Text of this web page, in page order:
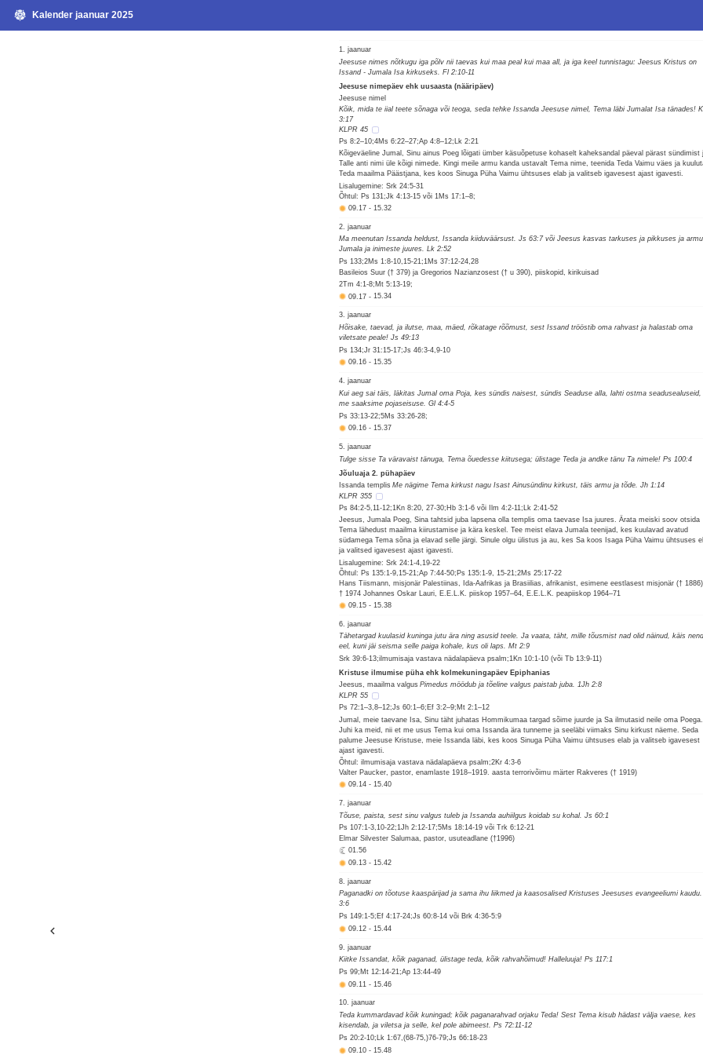
Kalender jaanuar 2025
1. jaanuar
Jeesuse nimes nõtkugu iga põlv nii taevas kui maa peal kui maa all, ja iga keel tunnistagu: Jeesus Kristus on
Issand - Jumala Isa kirkuseks. Fl 2:10-11
Jeesuse nimepäev ehk uusaasta (nääripäev)
Jeesuse nimel
Kõik, mida te iial teete sõnaga või teoga, seda tehke Issanda Jeesuse nimel, Tema läbi Jumalat Isa tänades!
3:17
KLPR 45
Ps 8:2–10;4Ms 6:22–27;Ap 4:8–12;Lk 2:21
Kõigeväeline Jumal, Sinu ainus Poeg lõigati ümber käsuõpetuse kohaselt kaheksandal päeval pärast sündimist
Talle anti nimi üle kõigi nimede. Kingi meile armu kanda ustavalt Tema nime, teenida Teda Vaimu väes ja
Teda maailma Päästjana, kes koos Sinuga Püha Vaimu ühtsuses elab ja valitseb igavesest ajast igavesti.
Lisalugemine: Srk 24:5-31
Õhtul: Ps 131;Jk 4:13-15 või 1Ms 17:1–8;
09.17 - 15.32
2. jaanuar
Ma meenutan Issanda heldust, Issanda kiiduväärsust. Js 63:7 või Jeesus kasvas tarkuses ja pikkuses ja
Jumala ja inimeste juures. Lk 2:52
Ps 133;2Ms 1:8-10,15-21;1Ms 37:12-24,28
Basileios Suur († 379) ja Gregorios Nazianzosest († u 390), piiskopid, kirikuisad
2Tm 4:1-8;Mt 5:13-19;
09.17 - 15.34
3. jaanuar
Hõisake, taevad, ja ilutse, maa, mäed, rõkatage rõõmust, sest Issand trööstib oma rahvast ja halastab oma
viletsate peale! Js 49:13
Ps 134;Jr 31:15-17;Js 46:3-4,9-10
09.16 - 15.35
4. jaanuar
Kui aeg sai täis, läkitas Jumal oma Poja, kes sündis naisest, sündis Seaduse alla, lahti ostma seadusealuseid,
me saaksime pojaseisuse. Gl 4:4-5
Ps 33:13-22;5Ms 33:26-28;
09.16 - 15.37
5. jaanuar
Tulge sisse Ta väravaist tänuga, Tema õuedesse kiitusega; ülistage Teda ja andke tänu Ta nimele! Ps 100:4
Jõuluaja 2. pühapäev
Issanda templis Me nägime Tema kirkust nagu Isast Ainusündinu kirkust, täis armu ja tõde. Jh 1:14
KLPR 355
Ps 84:2-5,11-12;1Kn 8:20, 27-30;Hb 3:1-6 või Ilm 4:2-11;Lk 2:41-52
Jeesus, Jumala Poeg, Sina tahtsid juba lapsena olla templis oma taevase Isa juures. Ärata meiski soov otsida
Tema lähedust maailma kiirustamise ja kära keskel. Tee meist elava Jumala teenijad, kes kuulavad avatud
südamega Tema sõna ja elavad selle järgi. Sinule olgu ülistus ja au, kes Sa koos Isaga Püha Vaimu ühtsuses
ja valitsed igavesest ajast igavesti.
Lisalugemine: Srk 24:1-4,19-22
Õhtul: Ps 135:1-9,15-21;Ap 7:44-50;Ps 135:1-9, 15-21;2Ms 25:17-22
Hans Tiismann, misjonär Palestiinas, Ida-Aafrikas ja Brasiilias, afrikanist, esimene eestlasest misjonär († 1886)
† 1974 Johannes Oskar Lauri, E.E.L.K. piiskop 1957–64, E.E.L.K. peapiiskop 1964–71
09.15 - 15.38
6. jaanuar
Tähetargad kuulasid kuninga jutu ära ning asusid teele. Ja vaata, täht, mille tõusmist nad olid näinud, käis
eel, kuni jäi seisma selle paiga kohale, kus oli laps. Mt 2:9
Srk 39:6-13;ilmumisaja vastava nädalapäeva psalm;1Kn 10:1-10 (või Tb 13:9-11)
Kristuse ilmumise püha ehk kolmekuningapäev Epiphanias
Jeesus, maailma valgus Pimedus möödub ja tõeline valgus paistab juba. 1Jh 2:8
KLPR 55
Ps 72:1–3,8–12;Js 60:1–6;Ef 3:2–9;Mt 2:1–12
Jumal, meie taevane Isa, Sinu täht juhatas Hommikumaa targad sõime juurde ja Sa ilmutasid neile oma Poega.
Juhi ka meid, nii et me usus Tema kui oma Issanda ära tunneme ja seeläbi viimaks Sinu kirkust näeme. Seda
palume Jeesuse Kristuse, meie Issanda läbi, kes koos Sinuga Püha Vaimu ühtsuses elab ja valitseb igavesest
ajast igavesti.
Õhtul: ilmumisaja vastava nädalapäeva psalm;2Kr 4:3-6
Valter Paucker, pastor, enamlaste 1918–1919. aasta terrorivõimu märter Rakveres († 1919)
09.14 - 15.40
7. jaanuar
Tõuse, paista, sest sinu valgus tuleb ja Issanda auhiilgus koidab su kohal. Js 60:1
Ps 107:1-3,10-22;1Jh 2:12-17;5Ms 18:14-19 või Trk 6:12-21
Elmar Silvester Salumaa, pastor, usuteadlane (†1996)
01.56
09.13 - 15.42
8. jaanuar
Paganadki on tõotuse kaaspärijad ja sama ihu liikmed ja kaasosalised Kristuses Jeesuses evangeeliumi
3:6
Ps 149:1-5;Ef 4:17-24;Js 60:8-14 või Brk 4:36-5:9
09.12 - 15.44
9. jaanuar
Kiitke Issandat, kõik paganad, ülistage teda, kõik rahvahõimud! Halleluuja! Ps 117:1
Ps 99;Mt 12:14-21;Ap 13:44-49
09.11 - 15.46
10. jaanuar
Teda kummardavad kõik kuningad; kõik paganarahvad orjaku Teda! Sest Tema kisub hädast välja vaese, kes
kisendab, ja viletsa ja selle, kel pole abimeest. Ps 72:11-12
Ps 20:2-10;Lk 1:67,(68-75,)76-79;Js 66:18-23
09.10 - 15.48